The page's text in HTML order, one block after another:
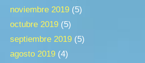
noviembre 2019 (5)
octubre 2019 (5)
septiembre 2019 (5)
agosto 2019 (4)